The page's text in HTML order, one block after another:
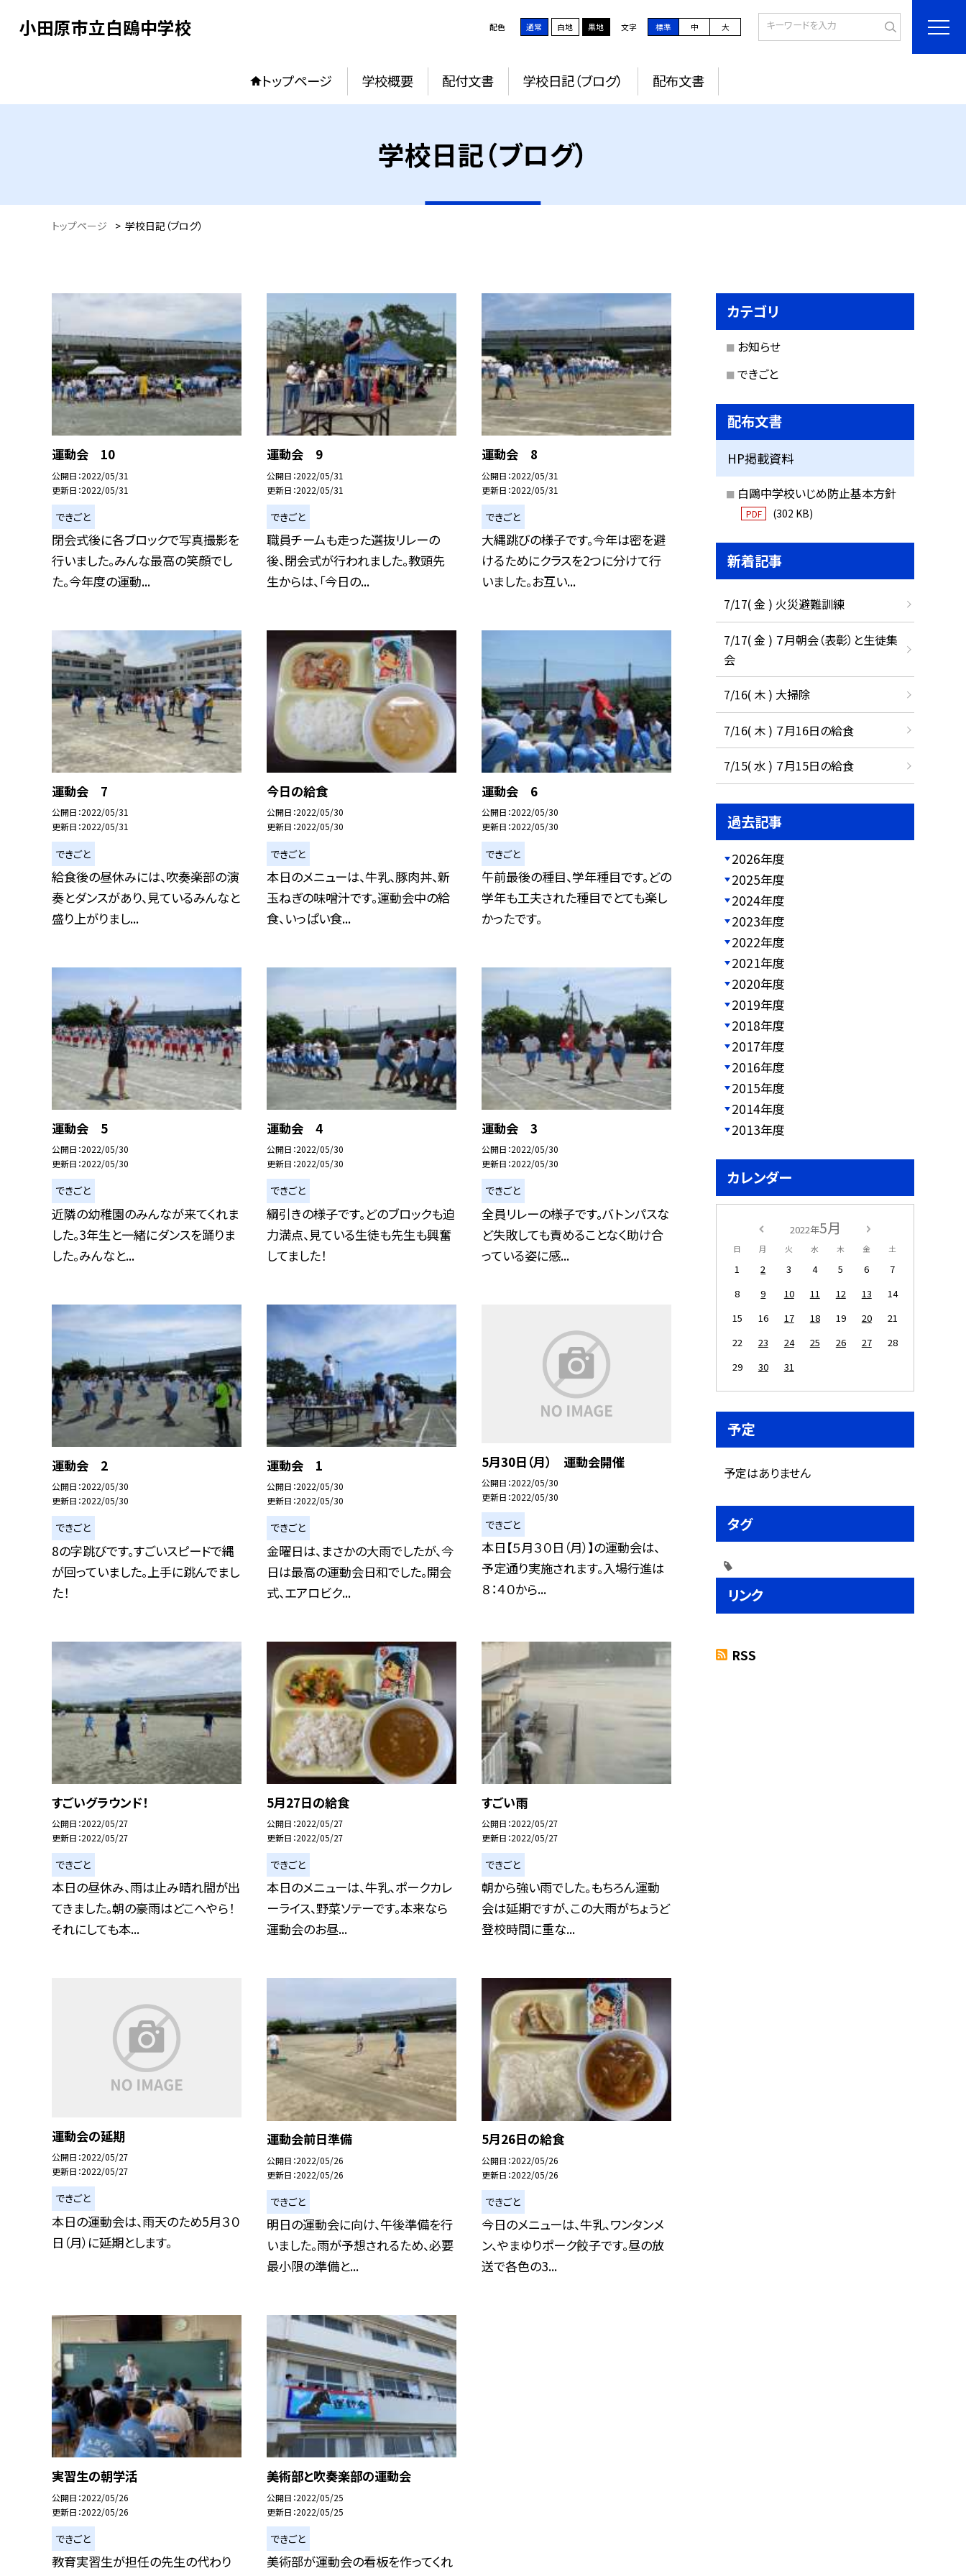
小田原市立白鴎中学校 配色 通常 白地 黒地 文字 標準 中 大
トップページ 学校概要 配付文書 学校日記（ブログ） 配布文書
学校日記（ブログ）
トップページ > 学校日記（ブログ）
運動会 10
公開日 2022/05/31
更新日 2022/05/31
できごと
閉会式後に各ブロックで写真撮影を
行いました。みんな最高の笑顔でし
た。今年度の運動...
運動会 9
公開日 2022/05/31
更新日 2022/05/31
できごと
職員チームも走った選抜リレーの
後、閉会式が行われました。教頭先
生からは、「今日の...
運動会 8
公開日 2022/05/31
更新日 2022/05/31
できごと
大縄跳びの様子です。今年は密を避
けるためにクラスを2つに分けて行
いました。お互い...
運動会 7
公開日 2022/05/31
更新日 2022/05/31
できごと
給食後の昼休みには、吹奏楽部の演
奏とダンスがあり、見ているみんなと
盛り上がりまし...
今日の給食
公開日 2022/05/30
更新日 2022/05/30
できごと
本日のメニューは、牛乳、豚肉丼、新
玉ねぎの味噌汁です。運動会中の給
食、いっぱい食...
運動会 6
公開日 2022/05/30
更新日 2022/05/30
できごと
午前最後の種目、学年種目です。どの
学年も工夫された種目でとても楽し
かったです。
運動会 5
公開日 2022/05/30
更新日 2022/05/30
できごと
近隣の幼稚園のみんなが来てくれま
した。3年生と一緒にダンスを踊りま
した。みんなと...
運動会 4
公開日 2022/05/30
更新日 2022/05/30
できごと
綱引きの様子です。どのブロックも迫
力満点、見ている生徒も先生も興奮
してました！
運動会 3
公開日 2022/05/30
更新日 2022/05/30
できごと
全員リレーの様子です。バトンパスな
ど失敗しても責めることなく助け合
っている姿に感...
運動会 2
公開日 2022/05/30
更新日 2022/05/30
できごと
8の字跳びです。すごいスピードで縄
が回っていました。上手に跳んでまし
た！
運動会 1
公開日 2022/05/30
更新日 2022/05/30
できごと
金曜日は、まさかの大雨でしたが、今
日は最高の運動会日和でした。開会
式、エアロビク...
5月30日（月） 運動会開催
公開日 2022/05/30
更新日 2022/05/30
できごと
本日【５月３０日（月）】の運動会は、
予定通り実施されます。入場行進は
８：４０から...
すごいグラウンド！
公開日 2022/05/27
更新日 2022/05/27
できごと
本日の昼休み、雨は止み晴れ間が出
てきました。朝の豪雨はどこへやら！
それにしても本...
5月27日の給食
公開日 2022/05/27
更新日 2022/05/27
できごと
本日のメニューは、牛乳、ポークカレ
ーライス、野菜ソテーです。本来なら
運動会のお昼...
すごい雨
公開日 2022/05/27
更新日 2022/05/27
できごと
朝から強い雨でした。もちろん運動
会は延期ですが、この大雨がちょうど
登校時間に重な...
運動会の延期
公開日 2022/05/27
更新日 2022/05/27
できごと
本日の運動会は、雨天のため5月３０
日（月）に延期とします。
運動会前日準備
公開日 2022/05/26
更新日 2022/05/26
できごと
明日の運動会に向け、午後準備を行
いました。雨が予想されるため、必要
最小限の準備と...
5月26日の給食
公開日 2022/05/26
更新日 2022/05/26
できごと
今日のメニューは、牛乳、ワンタンメ
ン、やまゆりポーク餃子です。昼の放
送で各色の3...
実習生の朝学活
公開日 2022/05/26
更新日 2022/05/26
できごと
教育実習生が担任の先生の代わり
美術部と吹奏楽部の運動会
公開日 2022/05/25
更新日 2022/05/25
できごと
美術部が運動会の看板を作ってくれ
カテゴリ
お知らせ
できごと
配布文書
HP掲載資料
白鷗中学校いじめ防止基本方針
PDF (302 KB)
新着記事
7/17( 金 ) 火災避難訓練
7/17( 金 ) ７月朝会（表彰）と生徒集
会
7/16( 木 ) 大掃除
7/16( 木 ) ７月16日の給食
7/15( 水 ) ７月15日の給食
過去記事
2026年度
2025年度
2024年度
2023年度
2022年度
2021年度
2020年度
2019年度
2018年度
2017年度
2016年度
2015年度
2014年度
2013年度
カレンダー
2022年5月
日 月 火 水 木 金 土
1 2 3 4 5 6
7
8
9 10 11 12 13
14
15
16 17 18 19 20
21
22
23 24 25 26 27
28
29
30 31
予定
予定はありません
タグ
リンク
RSS